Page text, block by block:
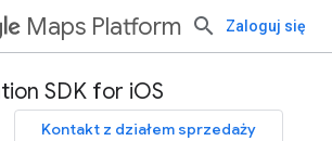
Maps Platform Zaloguj się
SDK for iOS
Kontakt z działem sprzedaży